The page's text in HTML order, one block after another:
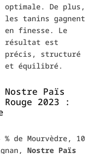
optimale. De plus,
les tanins gagnent
en finesse. Le
résultat est
précis, structuré
et équilibré.
Nostre Païs
Rouge 2023 :
% de Mourvèdre, 10
Nostre Païs